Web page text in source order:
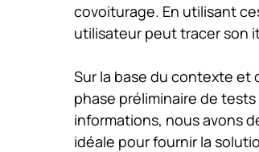
covoiturage. En utilisant
utilisateur peut tracer son
Sur la base du contexte et
phase préliminaire de
informations, nous avons
idéale pour fournir la